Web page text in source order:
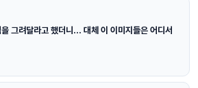
그려달라고 했더니… 대체 이 이미지들은 어디서